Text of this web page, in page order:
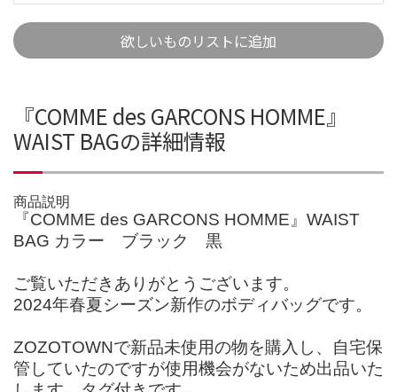
欲しいものリストに追加
『COMME des GARCONS HOMME』
WAIST BAGの詳細情報
商品説明
『COMME des GARCONS HOMME』WAIST
BAG カラー ブラック 黒
ご覧いただきありがとうございます。
2024年春夏シーズン新作のボディバッグです。
ZOZOTOWNで新品未使用の物を購入し、自宅保
管していたのですが使用機会がないため出品いた